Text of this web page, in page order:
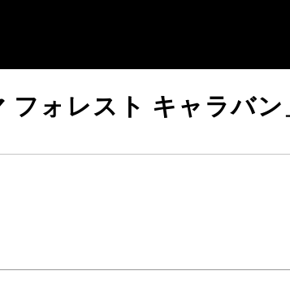
フォレスト キャラバン